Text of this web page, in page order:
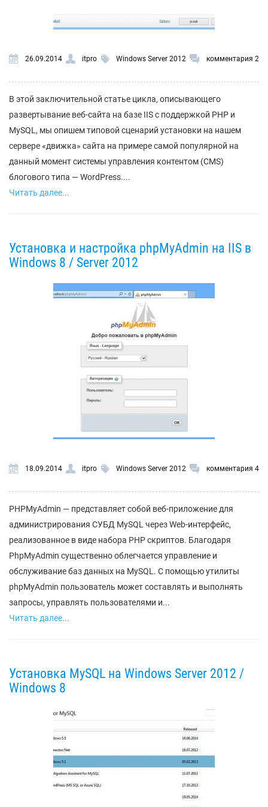
26.09.2014 itpro Windows Server 2012 комментария 2
В этой заключительной статье цикла, описывающего
развертывание веб-сайта на базе IIS с поддержкой PHP и
MySQL, мы опишем типовой сценарий установки на нашем
сервере «движка» сайта на примере самой популярной на
данный момент системы управления контентом (CMS)
блогового типа — WordPress....
Читать далее...
Установка и настройка phpMyAdmin на IIS в
Windows 8 / Server 2012
18.09.2014 itpro Windows Server 2012 комментария 4
PHPMyAdmin — представляет собой веб-приложение для
администрирования СУБД MySQL через Web-интерфейс,
реализованное в виде набора PHP скриптов. Благодаря
PhpMyAdmin существенно облегчается управление и
обслуживание баз данных на MySQL. С помощью утилиты
phpMyAdmin пользователь может составлять и выполнять
запросы, управлять пользователями и...
Читать далее...
Установка MySQL на Windows Server 2012 /
Windows 8